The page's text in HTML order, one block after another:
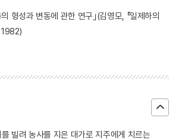
형성과 변동에 관한 연구｣(김영모, 『일제하의
1982)
빌려 농사를 지은 대가로 지주에게 치르는